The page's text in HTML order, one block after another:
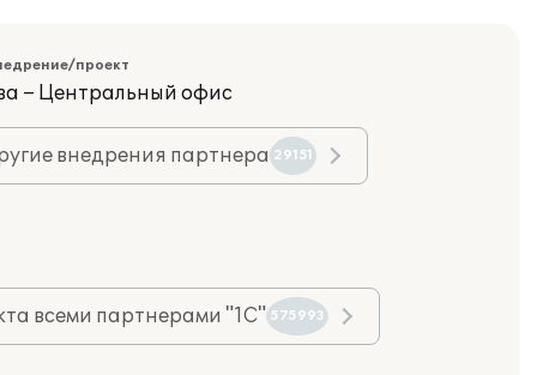
проект
– Центральный офис
внедрения партнера 29151
всеми партнерами "1С" 575993